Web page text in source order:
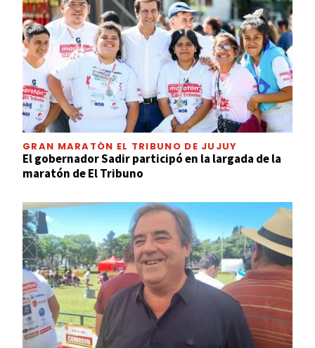
GRAN MARATÓN EL TRIBUNO DE JUJUY
El gobernador Sadir participó en la largada de la
maratón de El Tribuno